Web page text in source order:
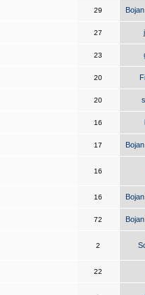
29
27
23
20
20
16
17
16
16
72
2
22